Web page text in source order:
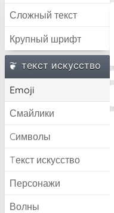
Сложный текст
Крупный шрифт
текст искусство
Emoji
Смайлики
Cимволы
Tекст искусство
Персонажи
Волны